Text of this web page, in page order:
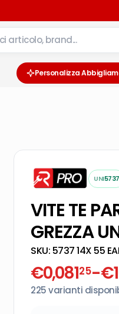
Personalizza
UNI5737
VITE TE
GREZZA
SKU: 5737 14X 55
€0,08125-€
225varianti